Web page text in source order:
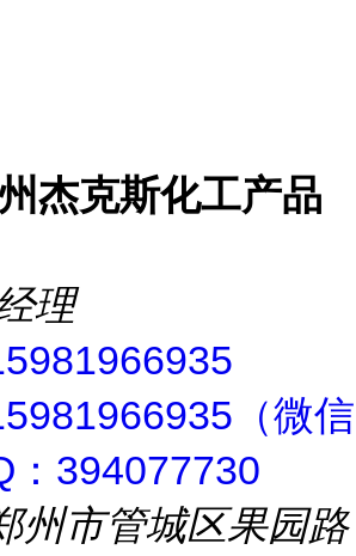
杰克斯化工产品
理
（微信
：394077730
州市管城区果园路